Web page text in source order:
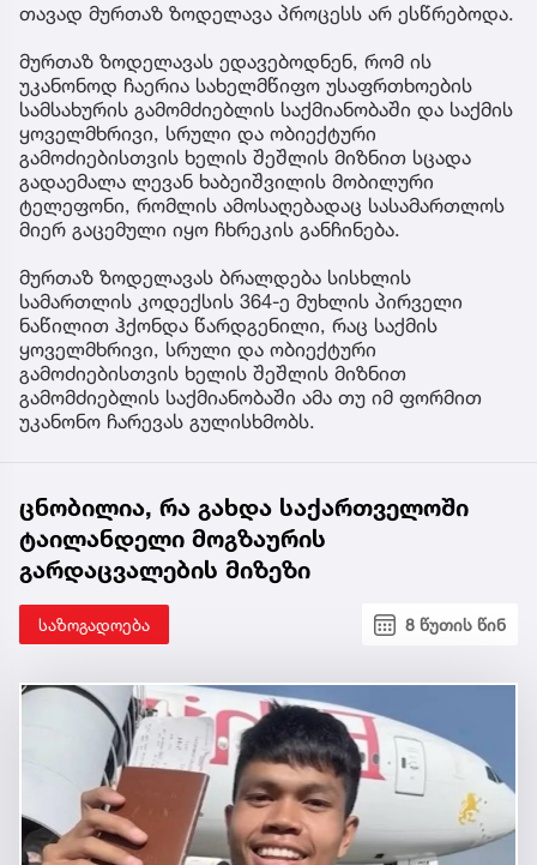
თავად მურთაზ ზოდელავა პროცესს არ ესწრებოდა.
მურთაზ ზოდელავას ედავებოდნენ, რომ ის
უკანონოდ ჩაერია სახელმწიფო უსაფრთხოების
სამსახურის გამომძიებლის საქმიანობაში და საქმის
ყოველმხრივი, სრული და ობიექტური
გამოძიებისთვის ხელის შეშლის მიზნით სცადა
გადაემალა ლევან ხაბეიშვილის მობილური
ტელეფონი, რომლის ამოსაღებადაც სასამართლოს
მიერ გაცემული იყო ჩხრეკის განჩინება.
მურთაზ ზოდელავას ბრალდება სისხლის
სამართლის კოდექსის 364-ე მუხლის პირველი
ნაწილით ჰქონდა წარდგენილი, რაც საქმის
ყოველმხრივი, სრული და ობიექტური
გამოძიებისთვის ხელის შეშლის მიზნით
გამომძიებლის საქმიანობაში ამა თუ იმ ფორმით
უკანონო ჩარევას გულისხმობს.
ცნობილია, რა გახდა საქართველოში
ტაილანდელი მოგზაურის
გარდაცვალების მიზეზი
საზოგადოება 8 წუთის წინ